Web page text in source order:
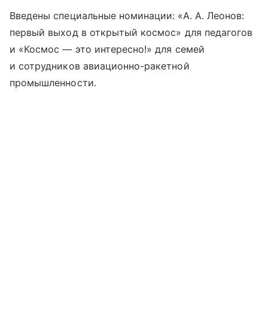
Введены специальные номинации: «А. А. Леонов:
первый выход в открытый космос» для педагогов
и «Космос — это интересно!» для семей
и сотрудников авиационно-ракетной
промышленности.